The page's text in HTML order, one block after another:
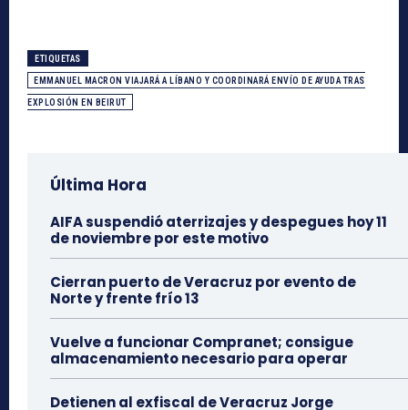
ETIQUETAS
EMMANUEL MACRON VIAJARÁ A LÍBANO Y COORDINARÁ ENVÍO DE AYUDA TRAS
EXPLOSIÓN EN BEIRUT
Última Hora
AIFA suspendió aterrizajes y despegues hoy 11
de noviembre por este motivo
Cierran puerto de Veracruz por evento de
Norte y frente frío 13
Vuelve a funcionar Compranet; consigue
almacenamiento necesario para operar
Detienen al exfiscal de Veracruz Jorge